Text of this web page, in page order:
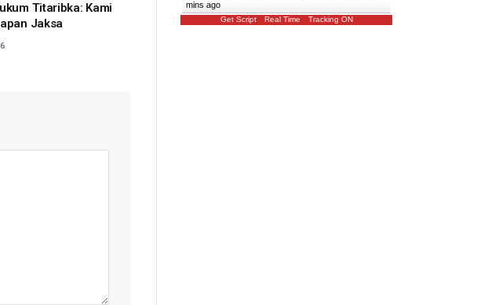
Titaribka: Kami
Jaksa
mins ago
Get Script Real Time Tracking ON